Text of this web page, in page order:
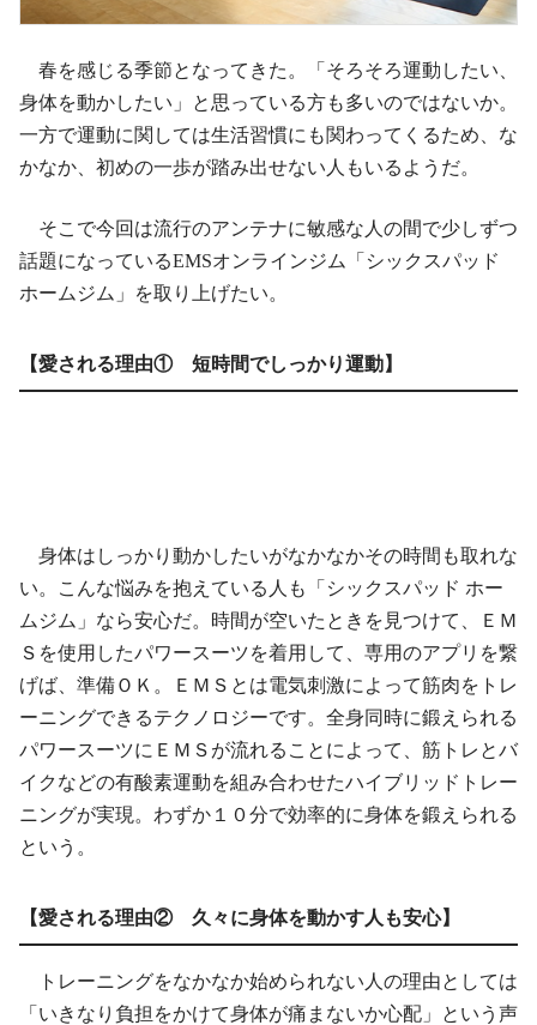
春を感じる季節となってきた。「そろそろ運動したい、
身体を動かしたい」と思っている方も多いのではないか。
一方で運動に関しては生活習慣にも関わってくるため、な
かなか、初めの一歩が踏み出せない人もいるようだ。
そこで今回は流行のアンテナに敏感な人の間で少しずつ
話題になっているEMSオンラインジム「シックスパッド
ホームジム」を取り上げたい。
【愛される理由① 短時間でしっかり運動】
身体はしっかり動かしたいがなかなかその時間も取れな
い。こんな悩みを抱えている人も「シックスパッド ホー
ムジム」なら安心だ。時間が空いたときを見つけて、ＥＭ
Ｓを使用したパワースーツを着用して、専用のアプリを繋
げば、準備ＯＫ。ＥＭＳとは電気刺激によって筋肉をトレ
ーニングできるテクノロジーです。全身同時に鍛えられる
パワースーツにＥＭＳが流れることによって、筋トレとバ
イクなどの有酸素運動を組み合わせたハイブリッドトレー
ニングが実現。わずか１０分で効率的に身体を鍛えられる
という。
【愛される理由② 久々に身体を動かす人も安心】
トレーニングをなかなか始められない人の理由としては
「いきなり負担をかけて身体が痛まないか心配」という声